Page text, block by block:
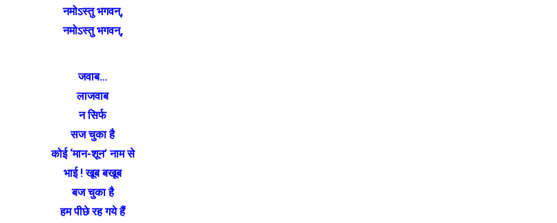
नमोऽस्तु भगवन्,
नमोऽस्तु भगवन्,
जवाब…
लाजवाब
न सिर्फ
सज चुका है
कोई ‘मान-शून’ नाम से
भाई ! खूब बखूब
बज चुका है
हम पीछे रह गये हैं